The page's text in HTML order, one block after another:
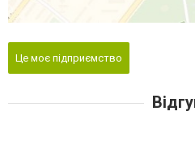
Це моє підприємство